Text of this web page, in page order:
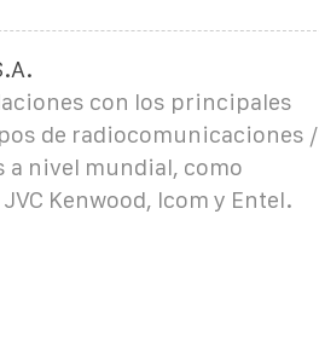
con los principales
de radiocomunicaciones /
nivel mundial, como
Kenwood, Icom y Entel.